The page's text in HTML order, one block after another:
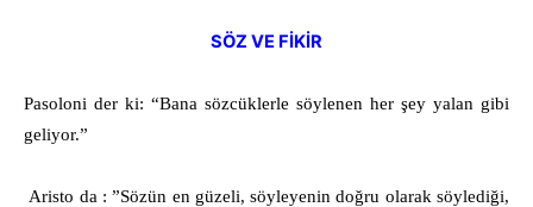
SÖZ VE FİKİR
Pasoloni der ki: “Bana sözcüklerle söylenen her şey yalan gibi
geliyor.”
Aristo da : ”Sözün en güzeli, söyleyenin doğru olarak söylediği,